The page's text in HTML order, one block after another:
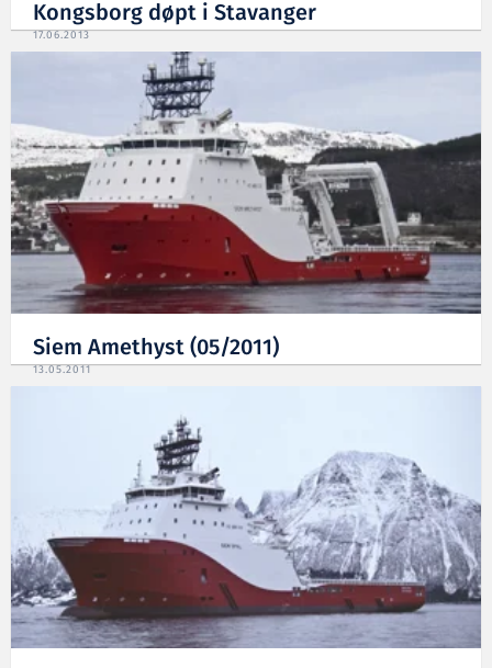
Kongsborg døpt i Stavanger
17.06.2013
Siem Amethyst (05/2011)
13.05.2011